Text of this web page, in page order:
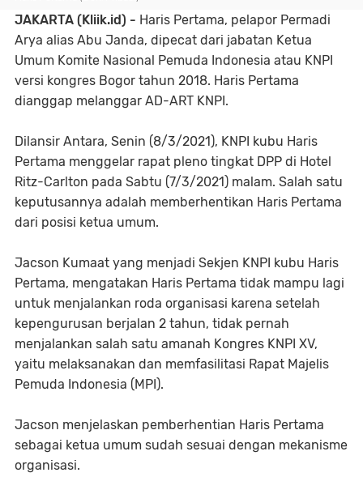
JAKARTA (Kliik.id) - Haris Pertama, pelapor Permadi
Arya alias Abu Janda, dipecat dari jabatan Ketua
Umum Komite Nasional Pemuda Indonesia atau KNPI
versi kongres Bogor tahun 2018. Haris Pertama
dianggap melanggar AD-ART KNPI.
Dilansir Antara, Senin (8/3/2021), KNPI kubu Haris
Pertama menggelar rapat pleno tingkat DPP di Hotel
Ritz-Carlton pada Sabtu (7/3/2021) malam. Salah satu
keputusannya adalah memberhentikan Haris Pertama
dari posisi ketua umum.
Jacson Kumaat yang menjadi Sekjen KNPI kubu Haris
Pertama, mengatakan Haris Pertama tidak mampu lagi
untuk menjalankan roda organisasi karena setelah
kepengurusan berjalan 2 tahun, tidak pernah
menjalankan salah satu amanah Kongres KNPI XV,
yaitu melaksanakan dan memfasilitasi Rapat Majelis
Pemuda Indonesia (MPI).
Jacson menjelaskan pemberhentian Haris Pertama
sebagai ketua umum sudah sesuai dengan mekanisme
organisasi.